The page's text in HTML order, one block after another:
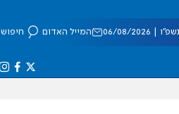
08/2026 המייל האדום חיפוש